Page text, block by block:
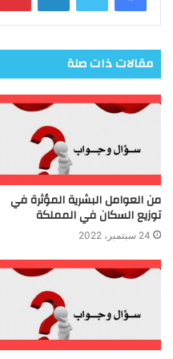
مقالات ذات صلة
من العوامل البشرية المؤثرة في
توزيع السكان في المملكة
24 سبتمبر، 2022